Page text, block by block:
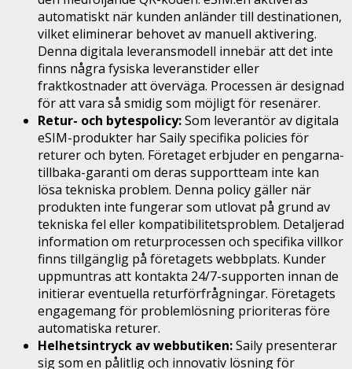
automatiskt när kunden anländer till destinationen,
vilket eliminerar behovet av manuell aktivering.
Denna digitala leveransmodell innebär att det inte
finns några fysiska leveranstider eller
fraktkostnader att överväga. Processen är designad
för att vara så smidig som möjligt för resenärer.
Retur- och bytespolicy:Som leverantör av digitala
eSIM-produkter har Saily specifika policies för
returer och byten. Företaget erbjuder en pengarna-
tillbaka-garanti om deras supportteam inte kan
lösa tekniska problem. Denna policy gäller när
produkten inte fungerar som utlovat på grund av
tekniska fel eller kompatibilitetsproblem. Detaljerad
information om returprocessen och specifika villkor
finns tillgänglig på företagets webbplats. Kunder
uppmuntras att kontakta 24/7-supporten innan de
initierar eventuella returförfrågningar. Företagets
engagemang för problemlösning prioriteras före
automatiska returer.
Helhetsintryck av webbutiken:Saily presenterar
sig som en pålitlig och innovativ lösning för